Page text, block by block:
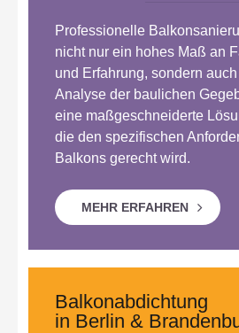
Professionelle
nicht nur ein hohes Maß an
und Erfahrung, sondern
Analyse der baulichen
eine maßgeschneiderte
die den spezifischen
Balkons gerecht wird.
MEHR ERFAHREN
Balkonabdichtung
in Berlin &